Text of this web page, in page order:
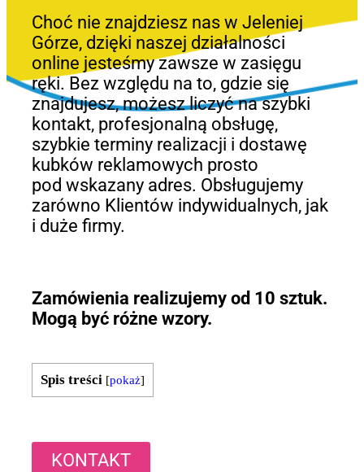
Choć nie znajdziesz nas w Jeleniej
Górze, dzięki naszej działalności
online jesteśmy zawsze w zasięgu
ręki. Bez względu na to, gdzie się
znajdujesz, możesz liczyć na szybki
kontakt, profesjonalną obsługę,
szybkie terminy realizacji i dostawę
kubków reklamowych prosto
pod wskazany adres. Obsługujemy
zarówno Klientów indywidualnych, jak
i duże firmy.
Zamówienia realizujemy od 10 sztuk.
Mogą być różne wzory.
Spis treści [pokaż]
KONTAKT